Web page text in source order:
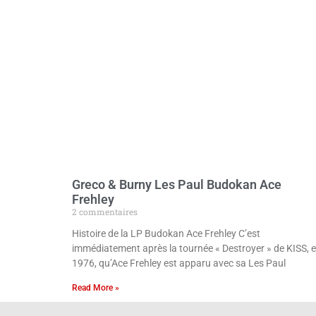
Greco & Burny Les Paul Budokan Ace
Frehley
2 commentaires
Histoire de la LP Budokan Ace Frehley C’est
immédiatement après la tournée « Destroyer » de KISS,
1976, qu’Ace Frehley est apparu avec sa Les Paul
Read More »